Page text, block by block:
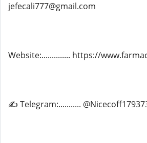
jefecali777@gmail.com
Website:.............. https://
✍ Telegram:...........